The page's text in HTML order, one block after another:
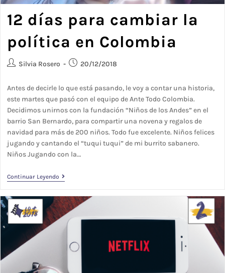
12 días para cambiar la
política en Colombia
Silvia Rosero 20/12/2018
Antes de decirle lo que está pasando, le voy a contar una historia,
este martes que pasó con el equipo de Ante Todo Colombia.
Decidimos unirnos con la fundación “Niños de los Andes” en el
barrio San Bernardo, para compartir una novena y regalos de
navidad para más de 200 niños. Todo fue excelente. Niños felices
jugando y cantando el “tuqui tuqui” de mi burrito sabanero.
Niños Jugando con la…
Continuar Leyendo